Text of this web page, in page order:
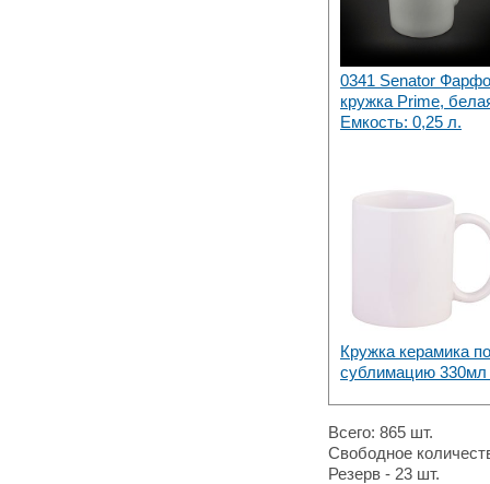
0341 Senator
кружка Prime,
Емкость: 0,25 л.
Кружка керамика
сублимацию 330мл
Всего: 865 шт.
Свободное
Резерв - 23 шт.